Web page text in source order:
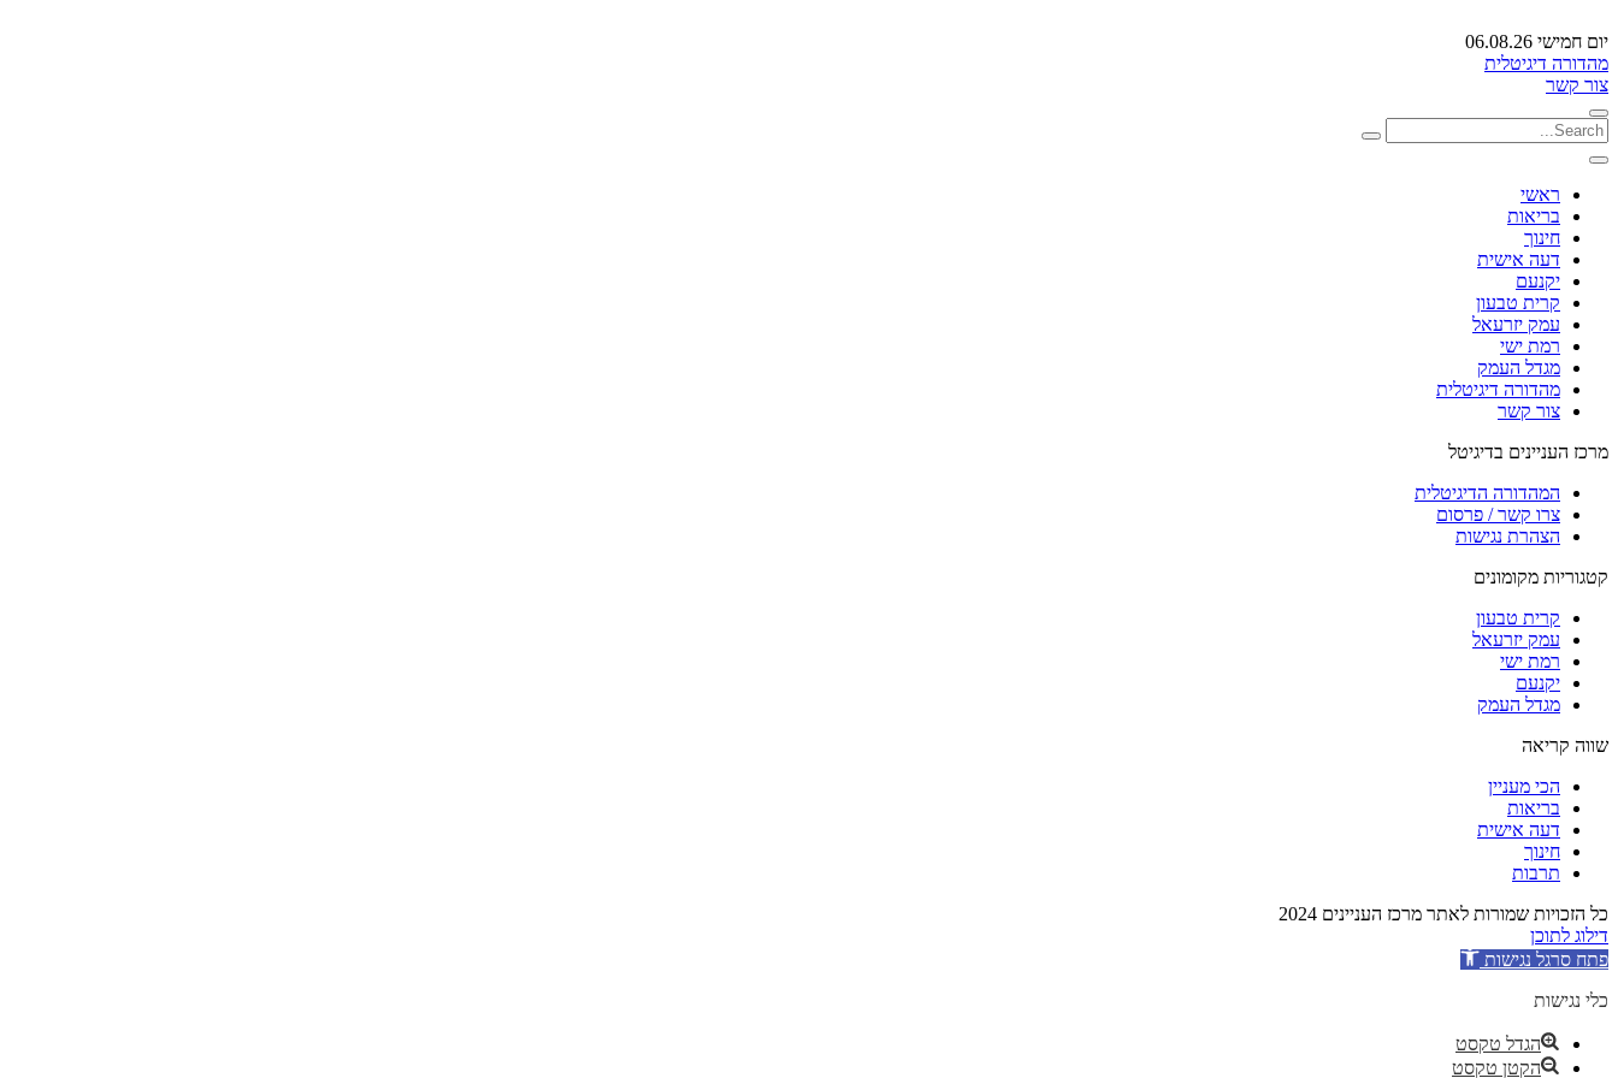
יום חמישי 06.08.26
מהדורה דיגיטלית
צור קשר
ראשי
בריאות
חינוך
דעה אישית
יקנעם
קרית טבעון
עמק יזרעאל
רמת ישי
מגדל העמק
מהדורה דיגיטלית
צור קשר
מרכז העניינים בדיגיטל
המהדורה הדיגיטלית
צרו קשר / פרסום
הצהרת נגישות
קטגוריות מקומונים
קרית טבעון
עמק יזרעאל
רמת ישי
יקנעם
מגדל העמק
שווה קריאה
הכי מעניין
בריאות
דעה אישית
חינוך
תרבות
כל הזכויות שמורות לאתר מרכז העניינים 2024
דילוג לתוכן
פתח סרגל נגישות
כלי נגישות
הגדל טקסט
הקטן טקסט